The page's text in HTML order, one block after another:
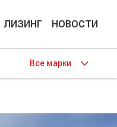
ЛИЗИНГ НОВОСТИ
Все марки